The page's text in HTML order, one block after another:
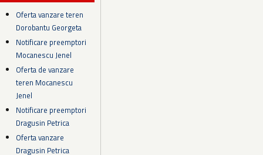
Oferta vanzare teren
Dorobantu Georgeta
Notificare preemptori
Mocanescu Jenel
Oferta de vanzare
teren Mocanescu
Jenel
Notificare preemptori
Dragusin Petrica
Oferta vanzare
Dragusin Petrica